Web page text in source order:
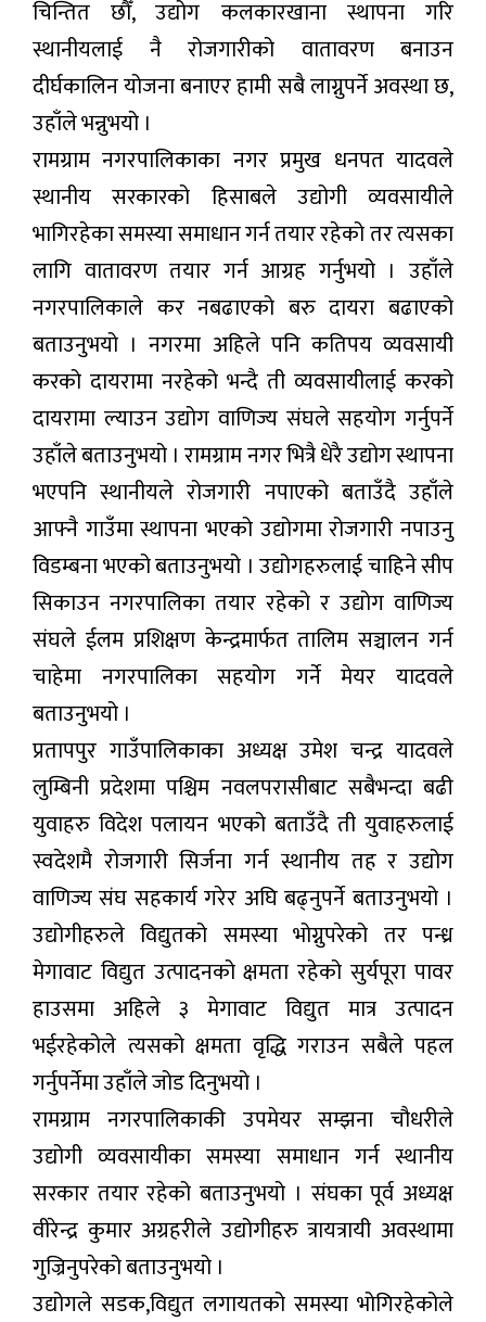
चिन्तित छौँ, उद्योग कलकारखाना स्थापना गरि
स्थानीयलाई नै रोजगारीको वातावरण बनाउन
दीर्घकालिन योजना बनाएर हामी सबै लाग्नुपर्ने अवस्था छ,
उहाँले भन्नुभयो ।
रामग्राम नगरपालिकाका नगर प्रमुख धनपत यादवले
स्थानीय सरकारको हिसाबले उद्योगी व्यवसायीले
भागिरहेका समस्या समाधान गर्न तयार रहेको तर त्यसका
लागि वातावरण तयार गर्न आग्रह गर्नुभयो । उहाँले
नगरपालिकाले कर नबढाएको बरु दायरा बढाएको
बताउनुभयो । नगरमा अहिले पनि कतिपय व्यवसायी
करको दायरामा नरहेको भन्दै ती व्यवसायीलाई करको
दायरामा ल्याउन उद्योग वाणिज्य संघले सहयोग गर्नुपर्ने
उहाँले बताउनुभयो । रामग्राम नगर भित्रै धेरै उद्योग स्थापना
भएपनि स्थानीयले रोजगारी नपाएको बताउँदै उहाँले
आफ्नै गाउँमा स्थापना भएको उद्योगमा रोजगारी नपाउनु
विडम्बना भएको बताउनुभयो । उद्योगहरुलाई चाहिने सीप
सिकाउन नगरपालिका तयार रहेको र उद्योग वाणिज्य
संघले ईलम प्रशिक्षण केन्द्रमार्फत तालिम सञ्चालन गर्न
चाहेमा नगरपालिका सहयोग गर्ने मेयर यादवले
बताउनुभयो ।
प्रतापपुर गाउँपालिकाका अध्यक्ष उमेश चन्द्र यादवले
लुम्बिनी प्रदेशमा पश्चिम नवलपरासीबाट सबैभन्दा बढी
युवाहरु विदेश पलायन भएको बताउँदै ती युवाहरुलाई
स्वदेशमै रोजगारी सिर्जना गर्न स्थानीय तह र उद्योग
वाणिज्य संघ सहकार्य गरेर अघि बढ्नुपर्ने बताउनुभयो ।
उद्योगीहरुले विद्युतको समस्या भोग्नुपरेको तर पन्ध्र
मेगावाट विद्युत उत्पादनको क्षमता रहेको सुर्यपूरा पावर
हाउसमा अहिले ३ मेगावाट विद्युत मात्र उत्पादन
भईरहेकोले त्यसको क्षमता वृद्धि गराउन सबैले पहल
गर्नुपर्नेमा उहाँले जोड दिनुभयो ।
रामग्राम नगरपालिकाकी उपमेयर सम्झना चौधरीले
उद्योगी व्यवसायीका समस्या समाधान गर्न स्थानीय
सरकार तयार रहेको बताउनुभयो । संघका पूर्व अध्यक्ष
वीरेन्द्र कुमार अग्रहरीले उद्योगीहरु त्रायत्रायी अवस्थामा
गुज्रिनुपरेको बताउनुभयो ।
उद्योगले सडक,विद्युत लगायतको समस्या भोगिरहेकोले